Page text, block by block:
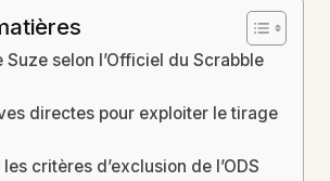
selon l’Officiel du Scrabble
directes pour exploiter le tirage
critères d’exclusion de l’ODS